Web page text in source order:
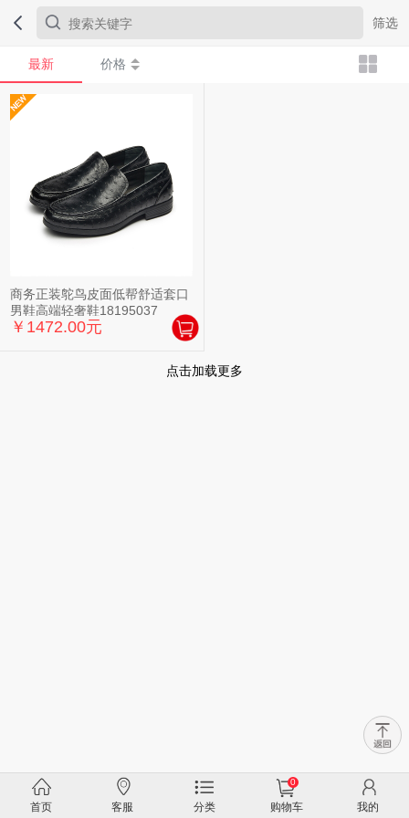
筛选
最新 价格
商务正装鸵鸟皮面低帮舒适套口
男鞋高端轻奢鞋18195037
￥1472.00元
点击加载更多
首页 客服 分类
0
购物车 我的